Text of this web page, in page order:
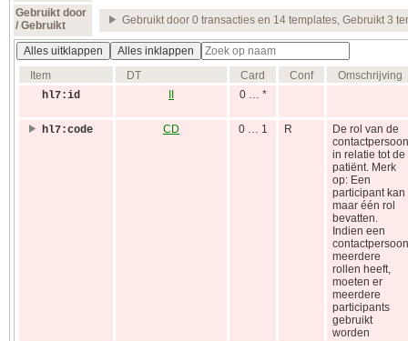
Gebruikt door
/ Gebruikt
Gebruikt door 0 transacties en 14 templates, Gebruikt 3
Alles uitklappen
Alles inklappen
Item
DT Card Conf
Omschrijving
hl7:id
0 … *
hl7:code CD 0 … 1 R
De rol van de
contactpersoon
in relatie tot de
patiënt. Merk
op: Een
participant kan
maar één rol
bevatten.
Indien een
contactpersoon
meerdere
rollen heeft,
moeten er
meerdere
participants
gebruikt
worden